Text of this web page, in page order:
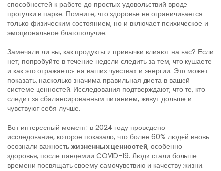
способностей к работе до простых удовольствий вроде
прогулки в парке. Помните, что здоровье не ограничивается
только физическим состоянием, но и включает психическое и
эмоциональное благополучие.
Замечали ли вы, как продукты и привычки влияют на вас? Если
нет, попробуйте в течение недели следить за тем, что кушаете
и как это отражается на ваших чувствах и энергии. Это может
показать, насколько значима правильная диета в вашей
системе ценностей. Исследования подтверждают, что те, кто
следит за сбалансированным питанием, живут дольше и
чувствуют себя лучше.
Вот интересный момент: в 2024 году проведено
исследование, которое показало, что более 60% людей вновь
осознали важность жизненных ценностей, особенно
здоровья, после пандемии COVID-19. Люди стали больше
времени посвящать своему самочувствию и качеству жизни.